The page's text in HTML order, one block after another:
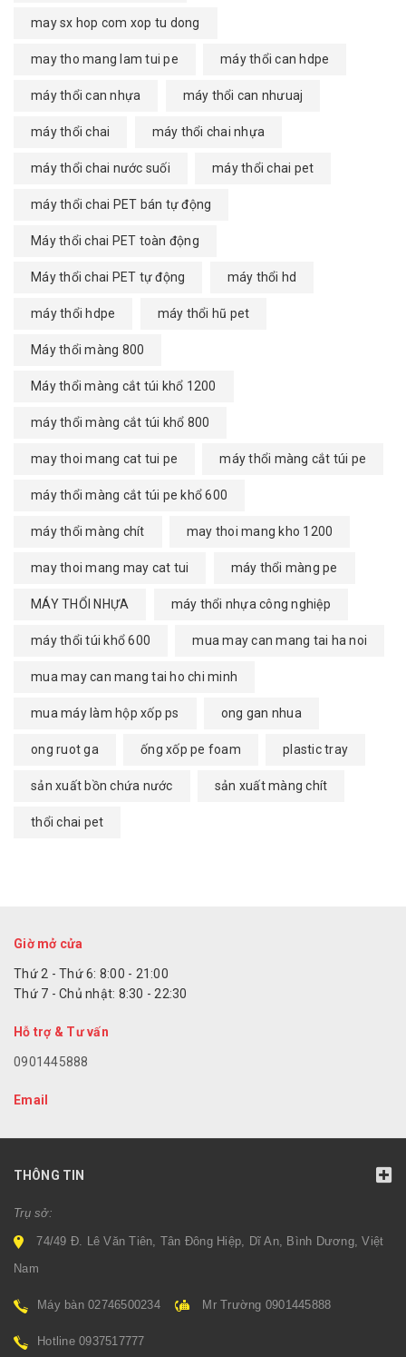
may sx hop com xop tu dong
may tho mang lam tui pe máy thổi can hdpe
máy thổi can nhựa máy thổi can nhưuaj
máy thổi chai máy thổi chai nhựa
máy thổi chai nước suối máy thổi chai pet
máy thổi chai PET bán tự động
Máy thổi chai PET toàn động
Máy thổi chai PET tự động máy thổi hd
máy thổi hdpe máy thổi hũ pet
Máy thổi màng 800
Máy thổi màng cắt túi khổ 1200
máy thổi màng cắt túi khổ 800
may thoi mang cat tui pe máy thổi màng cắt túi pe
máy thổi màng cắt túi pe khổ 600
máy thổi màng chít may thoi mang kho 1200
may thoi mang may cat tui máy thổi màng pe
MÁY THỔI NHỰA máy thổi nhựa công nghiệp
máy thổi túi khổ 600 mua may can mang tai ha noi
mua may can mang tai ho chi minh
mua máy làm hộp xốp ps ong gan nhua
ong ruot ga ống xốp pe foam plastic tray
sản xuất bồn chứa nước sản xuất màng chít
thổi chai pet
Giờ mở cửa
Thứ 2 - Thứ 6: 8:00 - 21:00
Thứ 7 - Chủ nhật: 8:30 - 22:30
Hỗ trợ & Tư vấn
0901445888
Email
THÔNG TIN
Trụ sở:
74/49 Đ. Lê Văn Tiên, Tân Đông Hiệp, Dĩ An, Bình Dương, Việt
Nam
Máy bàn 02746500234 Mr Trường 0901445888
Hotline 0937517777